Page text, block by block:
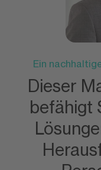
Ein
Dieser
befähigt